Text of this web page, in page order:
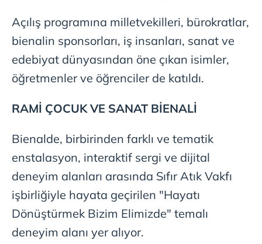
Açılış programına milletvekilleri, bürokratlar,
bienalin sponsorları, iş insanları, sanat ve
edebiyat dünyasından öne çıkan isimler,
öğretmenler ve öğrenciler de katıldı.
RAMİ ÇOCUK VE SANAT BİENALİ
Bienalde, birbirinden farklı ve tematik
enstalasyon, interaktif sergi ve dijital
deneyim alanları arasında Sıfır Atık Vakfı
işbirliğiyle hayata geçirilen "Hayatı
Dönüştürmek Bizim Elimizde" temalı
deneyim alanı yer alıyor.